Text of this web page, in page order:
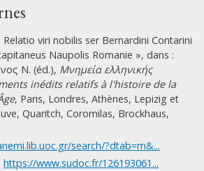
viri nobilis ser Bernardini Contarini
Naupolis Romanie », dans :
Ν. (éd.), Μνημεία ελληνικής
inédits relatifs à l'histoire de la
, Paris, Londres, Athènes, Lepizig et
Quaritch, Coromilas, Brockhaus,
search/?dtab=m&...
https://www.sudoc.fr/126193061...